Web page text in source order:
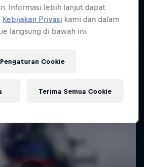
Informasi lebih lanjut dapat
Kebijakan Privasi kami dan dalam
langsung di bawah ini.
Pengaturan Cookie
Terima Semua Cookie